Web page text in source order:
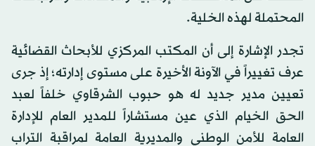
المحتملة لهذه الخلية.
تجدر الإشارة إلى أن المكتب المركزي للأبحاث القضائية
عرف تغييراً في الآونة الأخيرة على مستوى إدارته؛ إذ جرى
تعيين مدير جديد له هو حبوب الشرقاوي خلفاً لعبد
الحق الخيام الذي عين مستشاراً للمدير العام للإدارة
العامة للأمن الوطني والمديرية العامة لمراقبة التراب